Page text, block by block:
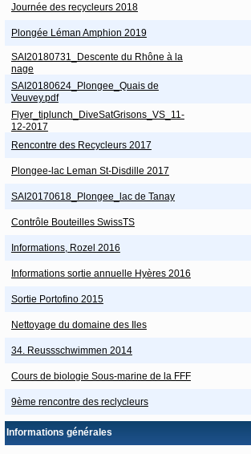
Journée des recycleurs 2018
Plongée Léman Amphion 2019
SAI20180731_Descente du Rhône à la
nage
SAI20180624_Plongee_Quais de
Veuvey.pdf
Flyer_tiplunch_DiveSatGrisons_VS_11-
12-2017
Rencontre des Recycleurs 2017
Plongee-lac Leman St-Disdille 2017
SAI20170618_Plongee_lac de Tanay
Contrôle Bouteilles SwissTS
Informations, Rozel 2016
Informations sortie annuelle Hyères 2016
Sortie Portofino 2015
Nettoyage du domaine des Iles
34. Reussschwimmen 2014
Cours de biologie Sous-marine de la FFF
9ème rencontre des reclycleurs
Informations générales